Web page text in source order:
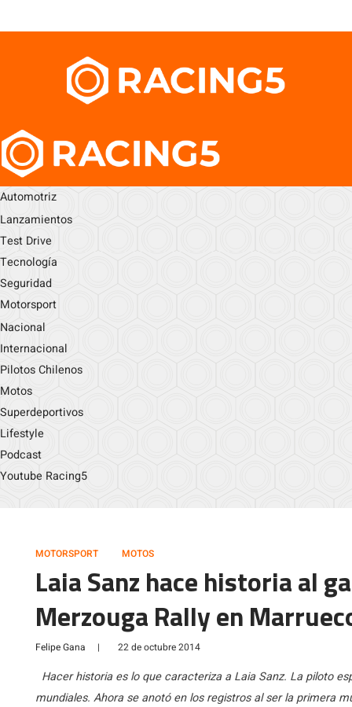
Automotriz
Lanzamientos
Test Drive
Tecnología
Seguridad
Motorsport
Nacional
Internacional
Pilotos Chilenos
Motos
Superdeportivos
Lifestyle
Podcast
Youtube Racing5
MOTORSPORT MOTOS
Laia Sanz hace historia al
Merzouga Rally en
Felipe Gana | 22 de octubre 2014
Hacer historia es lo que caracteriza a Laia Sanz. La piloto
mundiales. Ahora se anotó en los registros al ser la primera